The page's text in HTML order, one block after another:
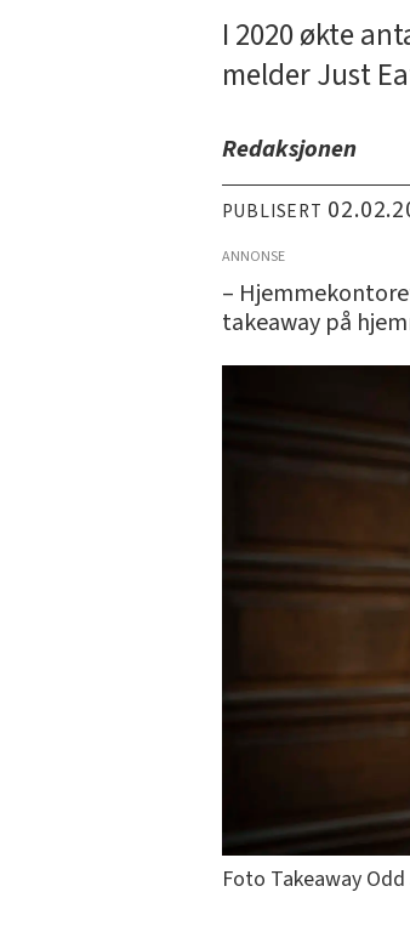
I 2020 økte
melder Just
Redaksjonen
PUBLISERT
ANNONSE
–
takeaway på
Foto Takeaway